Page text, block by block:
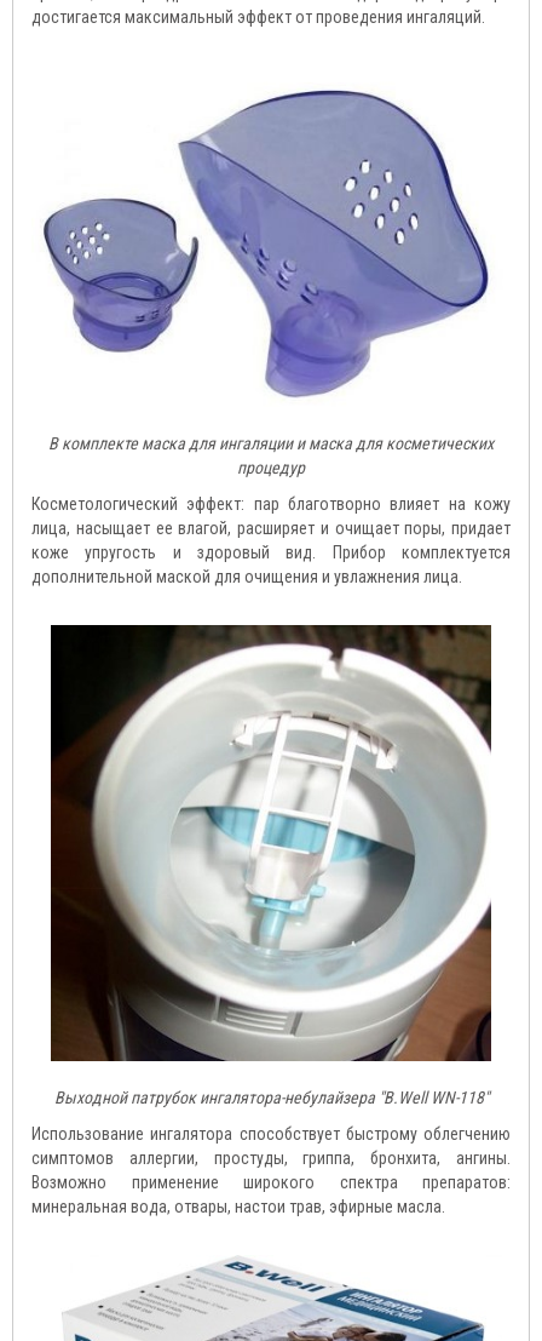
достигается максимальный эффект от проведения ингаляций.
В комплекте маска для ингаляции и маска для косметических
процедур
Косметологический эффект: пар благотворно влияет на кожу
лица, насыщает ее влагой, расширяет и очищает поры, придает
коже упругость и здоровый вид. Прибор комплектуется
дополнительной маской для очищения и увлажнения лица.
Выходной патрубок ингалятора-небулайзера "B.Well WN-118"
Использование ингалятора способствует быстрому облегчению
симптомов аллергии, простуды, гриппа, бронхита, ангины.
Возможно применение широкого спектра препаратов:
минеральная вода, отвары, настои трав, эфирные масла.